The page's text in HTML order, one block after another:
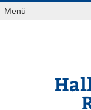
Skip
toMenü